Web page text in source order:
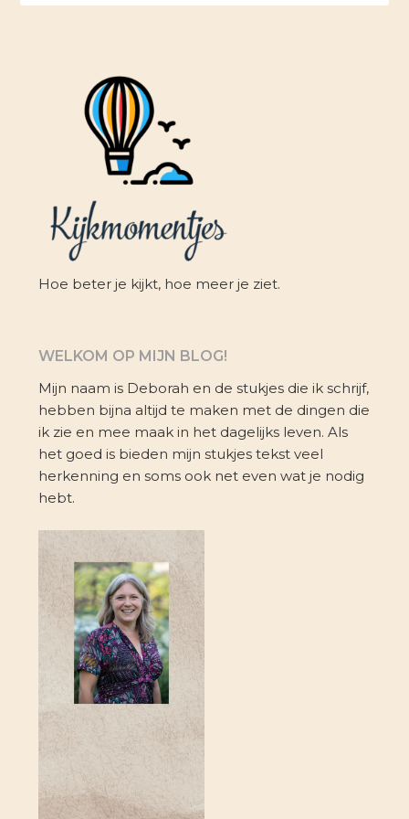
Hoe beter je kijkt, hoe meer je ziet.
WELKOM OP MIJN BLOG!
Mijn naam is Deborah en de stukjes die ik schrijf,
hebben bijna altijd te maken met de dingen die
ik zie en mee maak in het dagelijks leven. Als
het goed is bieden mijn stukjes tekst veel
herkenning en soms ook net even wat je nodig
hebt.